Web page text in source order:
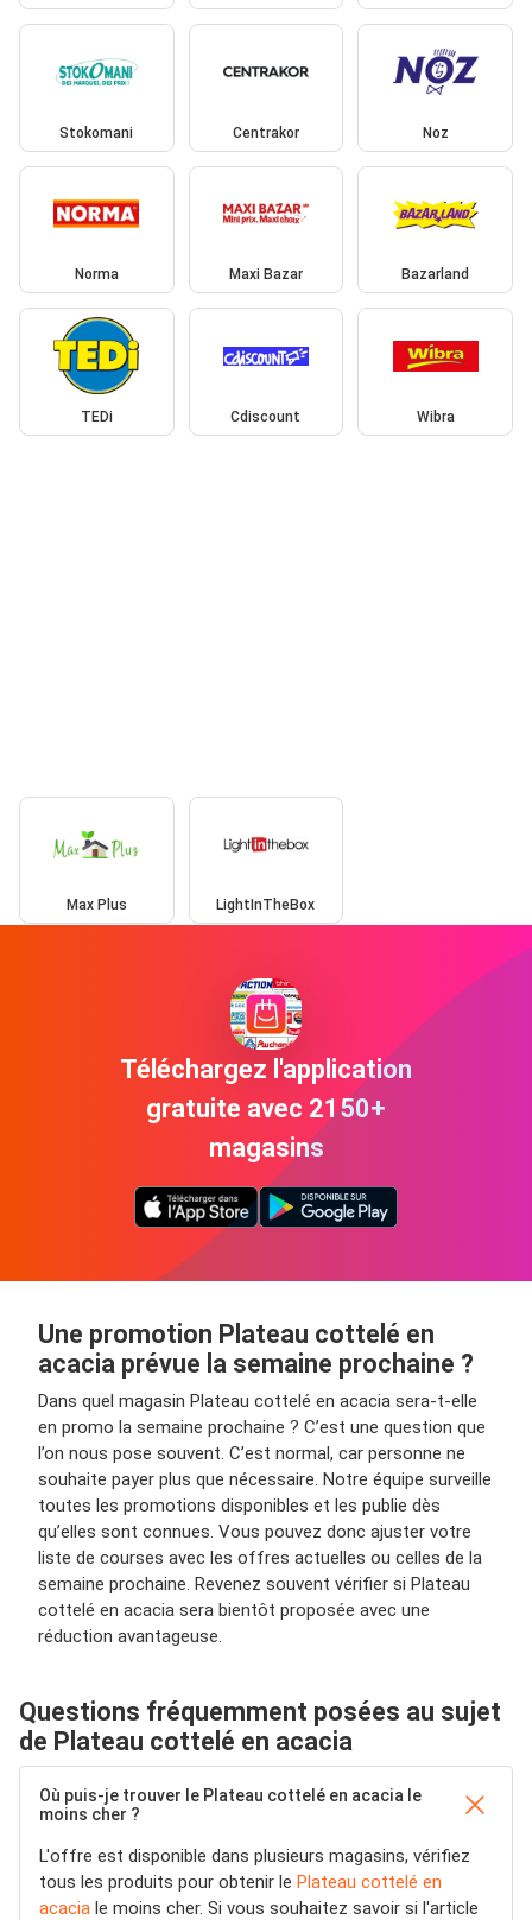
Stokomani Centrakor Noz
Norma Maxi Bazar Bazarland
TEDi Cdiscount Wibra
Max Plus LightInTheBox
Téléchargez l'application
gratuite avec 2150+
magasins
Une promotion Plateau cottelé en
acacia prévue la semaine prochaine ?
Dans quel magasin Plateau cottelé en acacia sera-t-elle
en promo la semaine prochaine ? C’est une question que
l’on nous pose souvent. C’est normal, car personne ne
souhaite payer plus que nécessaire. Notre équipe surveille
toutes les promotions disponibles et les publie dès
qu’elles sont connues. Vous pouvez donc ajuster votre
liste de courses avec les offres actuelles ou celles de la
semaine prochaine. Revenez souvent vérifier si Plateau
cottelé en acacia sera bientôt proposée avec une
réduction avantageuse.
Questions fréquemment posées au sujet
de Plateau cottelé en acacia
Où puis-je trouver le Plateau cottelé en acacia le
moins cher ?
L'offre est disponible dans plusieurs magasins, vérifiez
tous les produits pour obtenir le Plateau cottelé en
acacia le moins cher. Si vous souhaitez savoir si l'article